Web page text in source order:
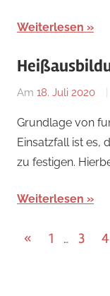
Weiterlesen
Am 18. Juli 2020
Grundlage von
Einsatzfall ist es,
zu festigen.
Weiterlesen
« Vorherige
1 … 3 4